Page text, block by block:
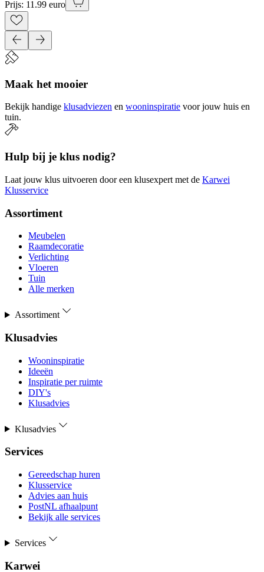
Prijs: 11.99 euro
Maak het mooier
Bekijk handige klusadviezen en wooninspiratie voor jouw huis en
tuin.
Hulp bij je klus nodig?
Laat jouw klus uitvoeren door een klusexpert met de Karwei
Klusservice
Assortiment
Meubelen
Raamdecoratie
Verlichting
Vloeren
Tuin
Alle merken
Assortiment
Klusadvies
Wooninspiratie
Ideeën
Inspiratie per ruimte
DIY's
Klusadvies
Klusadvies
Services
Gereedschap huren
Klusservice
Advies aan huis
PostNL afhaalpunt
Bekijk alle services
Services
Karwei